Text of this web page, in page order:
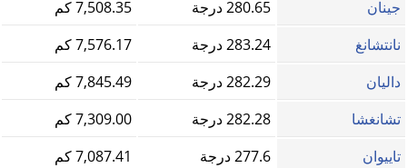
جينان
280.65 درجة
7,508.35 كم
نانتشانغ
283.24 درجة
7,576.17 كم
داليان
282.29 درجة
7,845.49 كم
تشانغشا
282.28 درجة
7,309.00 كم
تاييوان
277.6 درجة
7,087.41 كم